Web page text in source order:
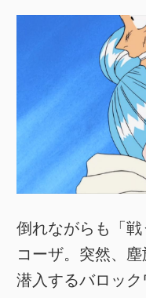
倒れながらも「
コーザ。突然、
潜入するバロッ